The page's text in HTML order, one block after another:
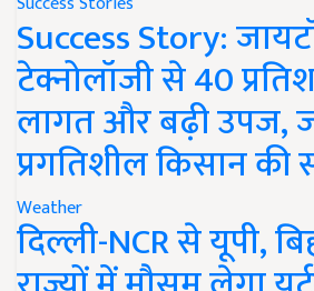
Success Story:
टेक्नोलॉजी से 40
लागत और बढ़ी उपज,
प्रगतिशील किसान की
Weather
दिल्ली-NCR से यूपी,